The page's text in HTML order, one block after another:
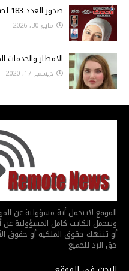
صدور العدد 183 لصحيفة الحدث الاسبوعي من لندن
مايو 30, 2026
الامطار والخدمات
ديسمبر 17, 2020
الموقع لايتحمل أية مسؤولية عن
ويتحمل الكاتب كامل المسؤولية عن
أو تنتهك حقوق الملكية أو حقوق
حق الرد للجميع